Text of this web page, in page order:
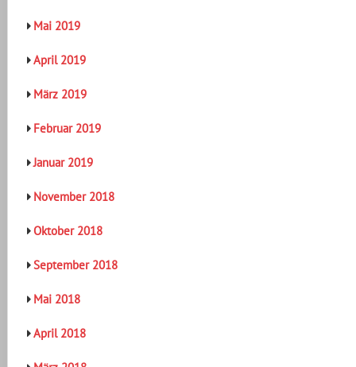
Mai 2019
April 2019
März 2019
Februar 2019
Januar 2019
November 2018
Oktober 2018
September 2018
Mai 2018
April 2018